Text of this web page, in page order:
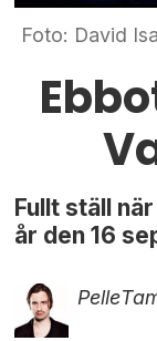
Foto: David
Fullt ställ
år den 16
Pelle